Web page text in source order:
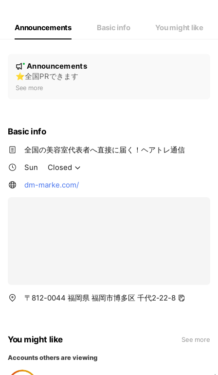
Announcements Basic info You might like
e
New
Announcements
⭐️全国PRできます
See more
Basic info
全国の美容室代表者へ直接に届く！ヘアトレ通信
Sun
Closed
dm-marke.com/
〒812-0044 福岡県 福岡市博多区 千代2-22-8
You might like See more
Accounts others are viewing